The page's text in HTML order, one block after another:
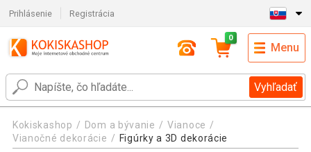
Prihlásenie Registrácia
Vyhľadať
0
Menu
Kokiskashop Dom a bývanie
Vianoce
Vianočné dekorácie
Figúrky a 3D dekorácie